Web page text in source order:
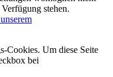
stehen.
Cookies. Um diese Seite
bei